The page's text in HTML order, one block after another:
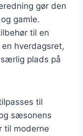
gør den
gamle.
til en
hverdagsret,
plads på
til
sæsonens
til moderne